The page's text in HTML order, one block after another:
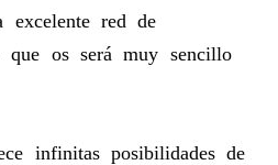
excelente red de
que os será muy sencillo
infinitas posibilidades de